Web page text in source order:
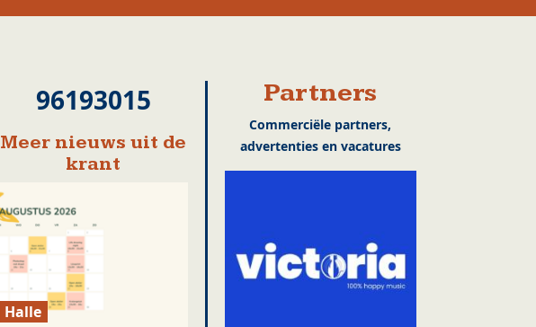
96193015
Meer nieuws uit de
krant
Halle
Partners
Commerciële partners,
advertenties en vacatures